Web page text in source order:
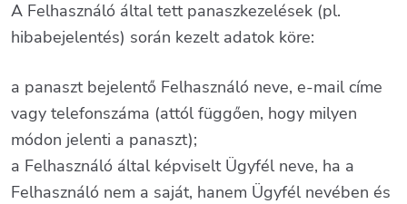
A Felhasználó által tett panaszkezelések (pl.
hibabejelentés) során kezelt adatok köre:
a panaszt bejelentő Felhasználó neve, e-mail címe
vagy telefonszáma (attól függően, hogy milyen
módon jelenti a panaszt);
a Felhasználó által képviselt Ügyfél neve, ha a
Felhasználó nem a saját, hanem Ügyfél nevében és